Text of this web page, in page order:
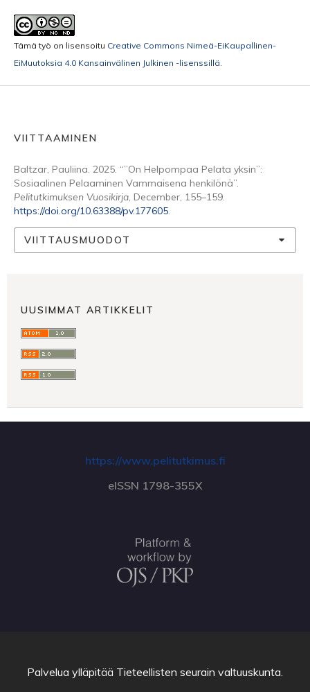
Tämä työ on lisensoitu Creative Commons Nimeä-EiKaupallinen-
EiMuutoksia 4.0 Kansainvälinen Julkinen -lisenssillä
VIITTAAMINEN
Baltzar, Pauliina. 2025. “”On Helpompaa Pelata yksin”:
Sosiaalinen Pelaaminen Vammaisena henkilönä”.
Pelitutkimuksen Vuosikirja, December, 155–159.
https://doi.org/10.63388/pv.177605.
VIITTAUSMUODOT
UUSIMMAT ARTIKKELIT
https://www.pelitutkimus.fi
eISSN 1798-355X
Palvelua ylläpitää Tieteellisten seurain valtuuskunta.